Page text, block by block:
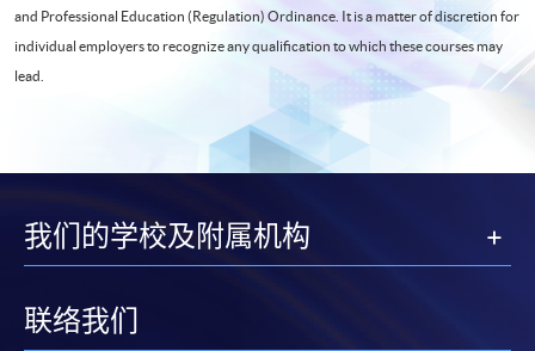
and Professional Education (Regulation) Ordinance. It is a matter of discretion for
individual employers to recognize any qualification to which these courses may
lead.
我们的学校及附属机构
联络我们